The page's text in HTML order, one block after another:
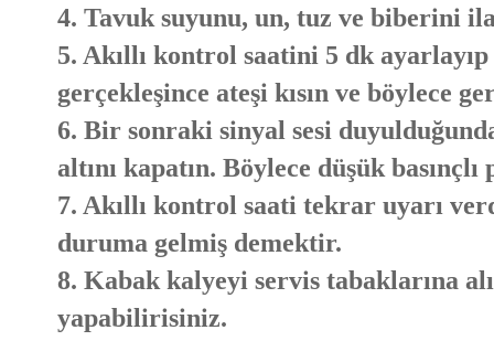
4. Tavuk suyunu, un, tuz ve biberini
5. Akıllı kontrol saatini 5 dk ayarlayıp
gerçekleşince ateşi kısın ve böylece
6. Bir sonraki sinyal sesi
altını kapatın. Böylece düşük
7. Akıllı kontrol saati tekrar uyarı
duruma gelmiş demektir.
8. Kabak kalyeyi servis tabaklarına
yapabilirisiniz.